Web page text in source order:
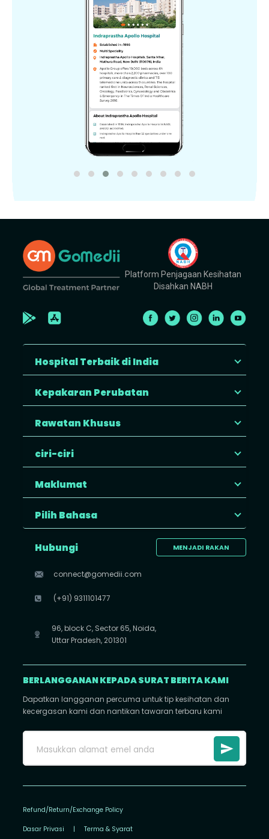
Platform Penjagaan Kesihatan
Disahkan NABH
Hospital Terbaik di India
Kepakaran Perubatan
Rawatan Khusus
ciri-ciri
Maklumat
Pilih Bahasa
MENJADI RAKAN
Hubungi
connect@gomedii.com
(+91) 9311101477
96, block C, Sector 65, Noida,
Uttar Pradesh, 201301
BERLANGGANAN KEPADA SURAT BERITA KAMI
Dapatkan langganan percuma untuk tip kesihatan dan
kecergasan kami dan nantikan tawaran terbaru kami
Refund/Return/Exchange Policy
Dasar Privasi | Terma & Syarat